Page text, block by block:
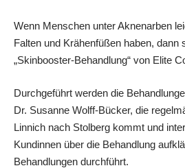
Wenn Menschen unter Aknenarben
Falten und Krähenfüßen haben, dann
„Skinbooster-Behandlung“ von Elite
Durchgeführt werden die
Dr. Susanne Wolff-Bücker, die
Linnich nach Stolberg kommt und
Kundinnen über die Behandlung
Behandlungen durchführt.